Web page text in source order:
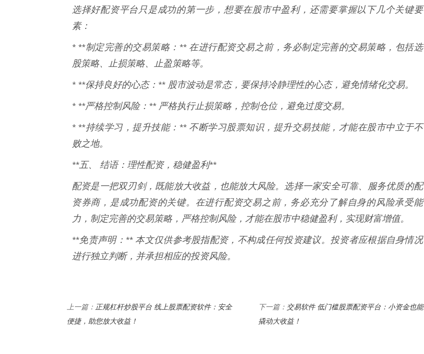
选择好配资平台只是成功的第一步，想要在股市中盈利，还需要掌握以下几个关键要
素：
* **制定完善的交易策略：** 在进行配资交易之前，务必制定完善的交易策略，包括选
股策略、止损策略、止盈策略等。
* **保持良好的心态：** 股市波动是常态，要保持冷静理性的心态，避免情绪化交易。
* **严格控制风险：** 严格执行止损策略，控制仓位，避免过度交易。
* **持续学习，提升技能：** 不断学习股票知识，提升交易技能，才能在股市中立于不
败之地。
**五、 结语：理性配资，稳健盈利**
配资是一把双刃剑，既能放大收益，也能放大风险。选择一家安全可靠、服务优质的配
资券商，是成功配资的关键。在进行配资交易之前，务必充分了解自身的风险承受能
力，制定完善的交易策略，严格控制风险，才能在股市中稳健盈利，实现财富增值。
**免责声明：** 本文仅供参考股指配资，不构成任何投资建议。投资者应根据自身情况
进行独立判断，并承担相应的投资风险。
上一篇： 正规杠杆炒股平台 线上股票配资软件：安全
便捷，助您放大收益！
下一篇： 交易软件 低门槛股票配资平台：小资金也能
撬动大收益！